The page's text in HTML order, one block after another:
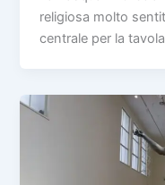
religiosa molto
centrale per la tavola